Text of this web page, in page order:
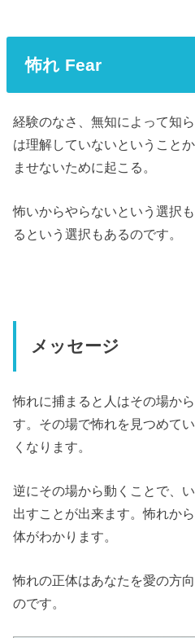
怖れ Fear
経験のなさ、無知によって知
は理解していないということ
ませないために起こる。
怖いからやらないという選択
るという選択もあるのです。
メッセージ
怖れに捕まると人はその場か
す。その場で怖れを見つめて
くなります。
逆にその場から動くことで、
出すことが出来ます。怖れか
体がわかります。
怖れの正体はあなたを愛の方
のです。